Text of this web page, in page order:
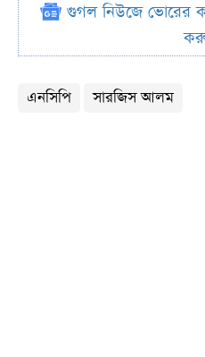
গুগল নিউজে ভোরের
এনসিপি সারজিস আলম